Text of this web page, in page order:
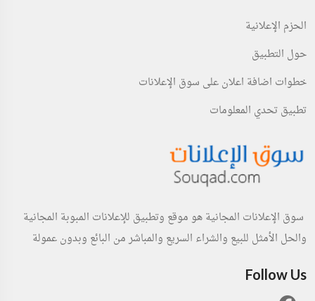
الحزم الإعلانية
حول التطبيق
خطوات اضافة اعلان على سوق الإعلانات
تطبيق تحدي المعلومات
سوق الإعلانات المجانية هو موقع وتطبيق للإعلانات المبوبة المجانية
والحل الأمثل للبيع والشراء السريع والمباشر من البائع وبدون عمولة
Follow Us